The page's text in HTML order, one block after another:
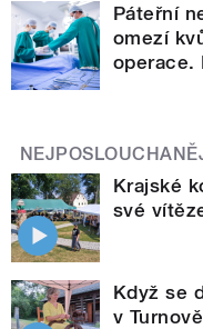
Páteřní
omezí
operace.
Krajské
své
Když se
v Turnově